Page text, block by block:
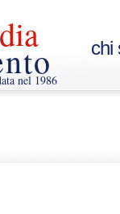
nel 1986
chi